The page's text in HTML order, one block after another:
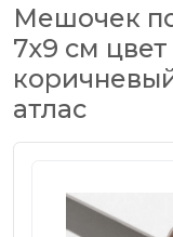
Мешочек
7х9 см
атлас